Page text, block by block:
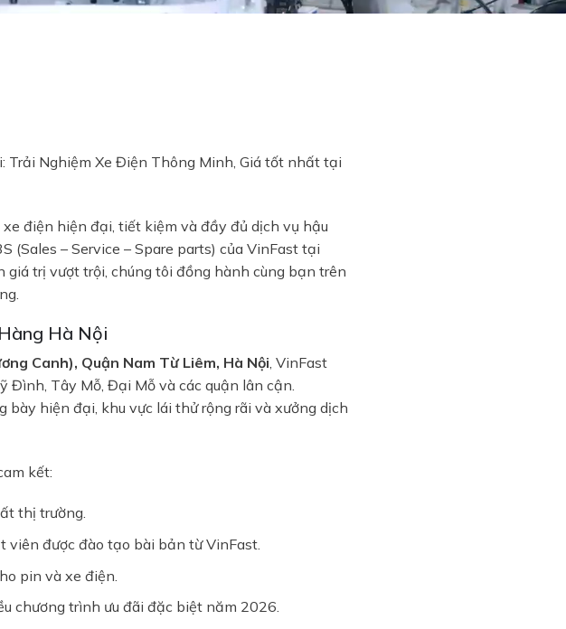
Trải Nghiệm Xe Điện Thông Minh, Giá tốt nhất tại
xe điện hiện đại, tiết kiệm và đầy đủ dịch vụ hậu
(Sales – Service – Spare parts) của VinFast tại
giá trị vượt trội, chúng tôi đồng hành cùng bạn trên
Hà Nội
Canh), Quận Nam Từ Liêm, Hà Nội , VinFast
Đình, Tây Mỗ, Đại Mỗ và các quận lân cận.
hiện đại, khu vực lái thử rộng rãi và xưởng dịch
kết:
thị trường.
viên được đào tạo bài bản từ VinFast.
pin và xe điện.
chương trình ưu đãi đặc biệt năm 2026.